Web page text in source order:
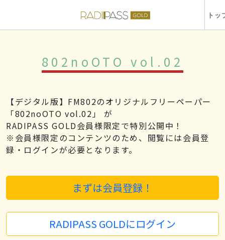
トッ
802noOTO vol.02
【デジタル版】FM802のオリジナルフリーペーパー
「802noOTO vol.02」 が
RADIPASS GOLD会員様限定で特別公開中！
※会員様限定のコンテンツのため、閲覧には会員登
録・ログインが必要となります。
まずは会員登録！
RADIPASS GOLDにログイン